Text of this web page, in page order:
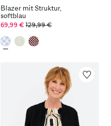
Blazer mit Struktur,
softblau
69,99 € 129,99 €